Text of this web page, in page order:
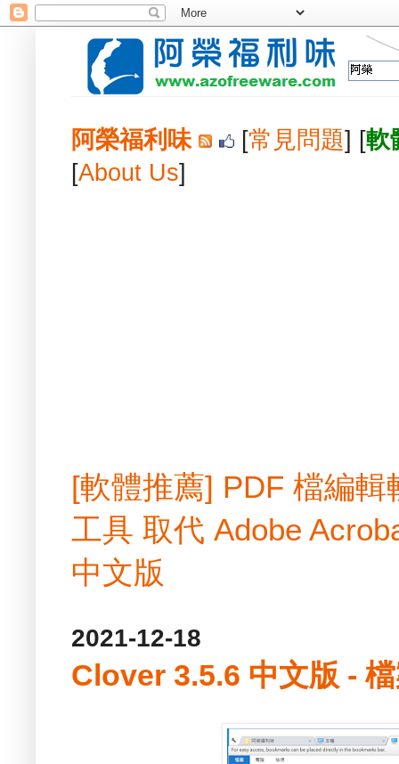
阿榮福利味 [常見問題] [軟
[About Us]
[軟體推薦] PDF 檔編
工具 取代 Adobe
中文版
2021-12-18
Clover 3.5.6 中文版 -